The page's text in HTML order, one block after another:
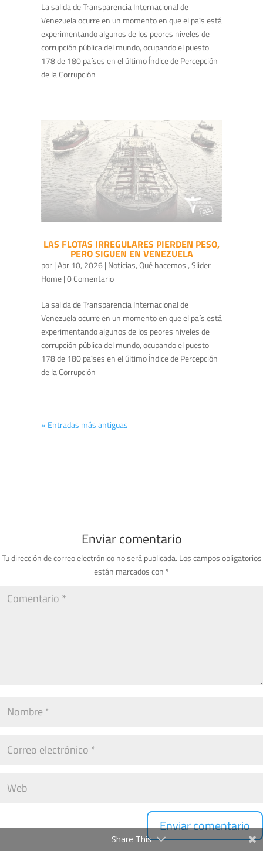
La salida de Transparencia Internacional de
Venezuela ocurre en un momento en que el país está
experimentando algunos de los peores niveles de
corrupción pública del mundo, ocupando el puesto
178 de 180 países en el último Índice de Percepción
de la Corrupción
LAS FLOTAS IRREGULARES PIERDEN PESO,
PERO SIGUEN EN VENEZUELA
por|Abr 10, 2026| Noticias,Qué hacemos,Slider
Home| 0 Comentario
La salida de Transparencia Internacional de
Venezuela ocurre en un momento en que el país está
experimentando algunos de los peores niveles de
corrupción pública del mundo, ocupando el puesto
178 de 180 países en el último Índice de Percepción
de la Corrupción
« Entradas más antiguas
Enviar comentario
Tu dirección de correo electrónico no será publicada. Los campos obligatorios
están marcados con *
Share This